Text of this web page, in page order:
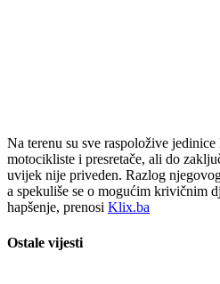
Na terenu su sve raspoložive jedinice
motocikliste i presretače, ali do
uvijek nije priveden. Razlog
a spekuliše se o mogućim krivičnim
hapšenje, prenosi Klix.ba
Ostale vijesti